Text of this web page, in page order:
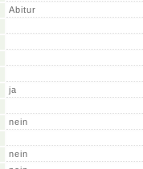
Abitur
ja
nein
nein